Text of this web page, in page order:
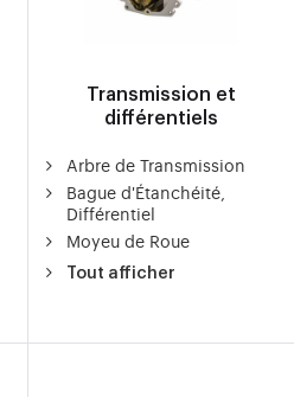
Transmission et
différentiels
Arbre de Transmission
Bague d'Étanchéité,
Différentiel
Moyeu de Roue
Tout afficher